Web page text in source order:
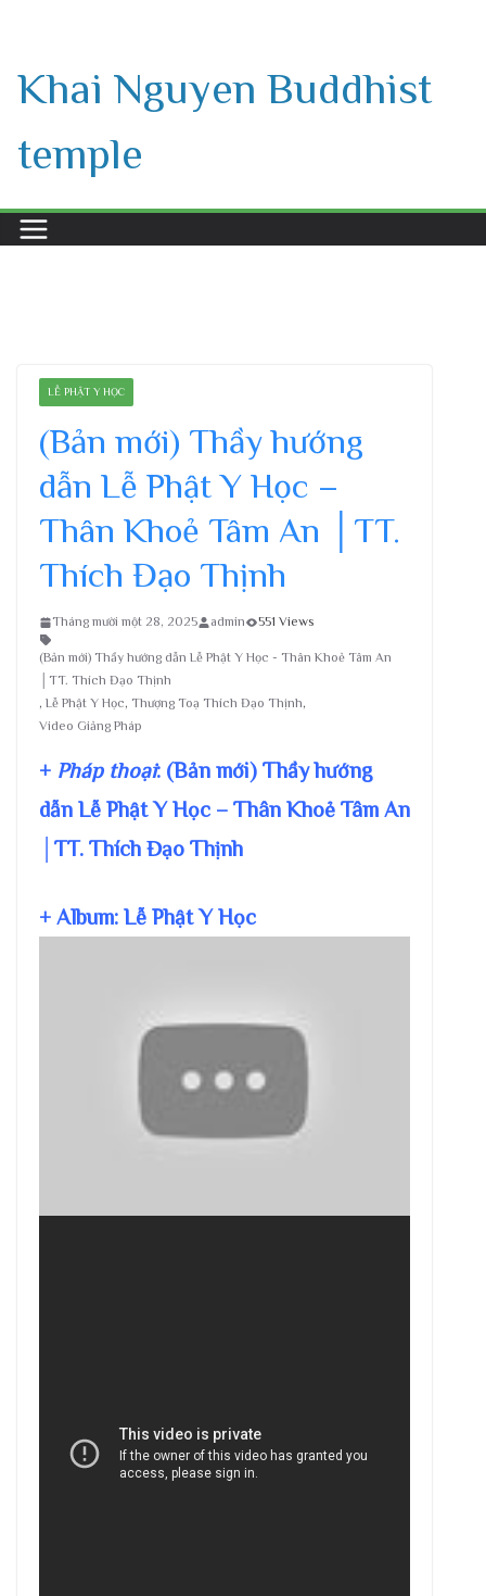
content
Khai Nguyen Buddhist
temple
LỄ PHẬT Y HỌC
(Bản mới) Thầy hướng
dẫn Lễ Phật Y Học –
Thân Khoẻ Tâm An │TT.
Thích Đạo Thịnh
Tháng mười một 28, 2025 admin 551 Views
(Bản mới) Thầy hướng dẫn Lễ Phật Y Học - Thân Khoẻ Tâm An
│TT. Thích Đạo Thịnh
, Lễ Phật Y Học, Thượng Toạ Thích Đạo Thịnh,
Video Giảng Pháp
+ Pháp thoại: (Bản mới) Thầy hướng
dẫn Lễ Phật Y Học – Thân Khoẻ Tâm An
│TT. Thích Đạo Thịnh
+ Album: Lễ Phật Y Học